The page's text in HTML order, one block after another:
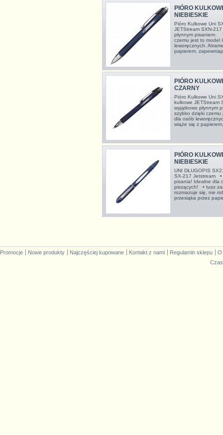
PIÓRO
NIEBIESKIE
Pióro Kulkowe Uni
JETStream SXN-
płynnym pisaniem.
czemu jest to model
leworęcznych.
papierem,
PIÓRO
CZARNY
Pióro Kulkowe Uni
kulkowe JETStream
wyjątkowo płynnym
szybko dzięki
dla osób
wiąże się z
PIÓRO
NIEBIESKIE
UNI DŁUGOPIS
SX-217 Jetstream •
pisania! Idealne dla
piszących! • tusz
rozmazuje się, nie
przesiąka przez
Promocje Nowe produkty Najczęściej kupowane Kontakt z nami Regulamin sklepu
O